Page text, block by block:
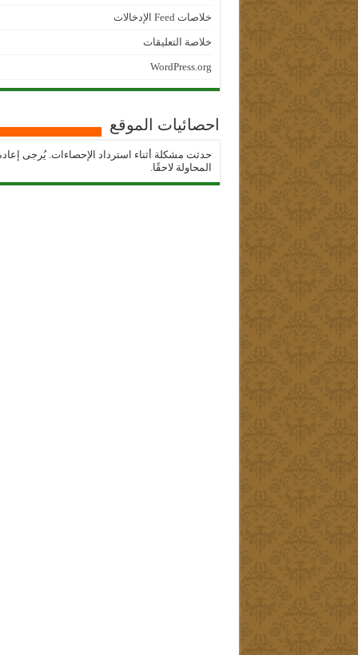
خلاصات Feed الإدخالات
خلاصة التعليقات
WordPress.org
احصائيات الموقع
حدثت مشكلة أثناء استرداد الإحصاءات. يُرجى
المحاولة لاحقًا.